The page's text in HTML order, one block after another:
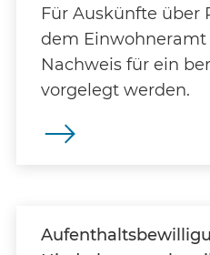
Für Auskünfte über
dem
Nachweis für ein
vorgelegt werden.